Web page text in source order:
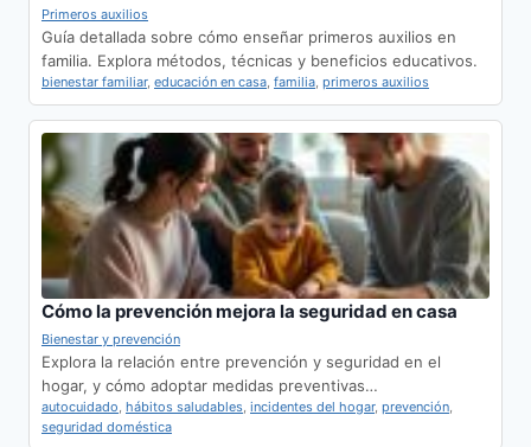
Primeros auxilios
Guía detallada sobre cómo enseñar primeros auxilios en
familia. Explora métodos, técnicas y beneficios educativos.
bienestar familiar, educación en casa, familia, primeros auxilios
Cómo la prevención mejora la seguridad en casa
Bienestar y prevención
Explora la relación entre prevención y seguridad en el
hogar, y cómo adoptar medidas preventivas…
autocuidado, hábitos saludables, incidentes del hogar, prevención,
seguridad doméstica